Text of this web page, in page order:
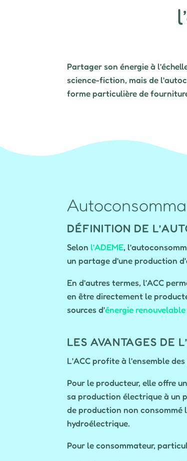
Partager son énergie à
science-fiction, mais de
forme particulière de
DÉFINITION DE
Selonl’ADEME,
un partage d’une production
En d’autres termes, l’ACC
en être directement le
sources d’énergie renouvelable
LES AVANTAGES DE
L’ACC profite à l’ensemble
Pour le producteur, elle offre
sa production électrique à un
de production non consommé
hydroélectrique.
Pour le consommateur,